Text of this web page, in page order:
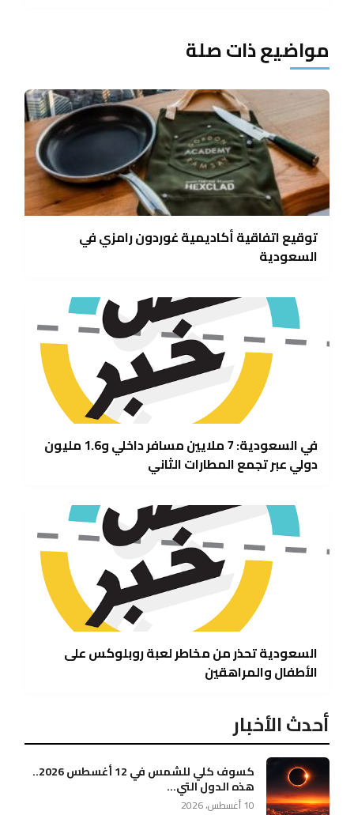
مواضيع ذات صلة
توقيع اتفاقية أكاديمية غوردون رامزي في
السعودية
في السعودية: 7 ملايين مسافر داخلي و1.6 مليون
دولي عبر تجمع المطارات الثاني
السعودية تحذر من مخاطر لعبة روبلوكس على
الأطفال والمراهقين
أحدث الأخبار
كسوف كلي للشمس في 12 أغسطس 2026..
هذه الدول التي...
10 أغسطس، 2026